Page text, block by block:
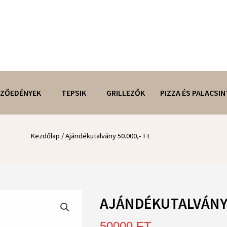
TEPSIK GRILLEZŐK PIZZA ÉS
Kezdőlap / Ajándékutalvány 50.000,- Ft